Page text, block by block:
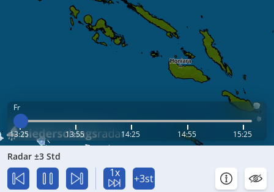
Fr
13:25 13:55 14:25 14:55 15:25
Radar ±3 Std
1x +3st